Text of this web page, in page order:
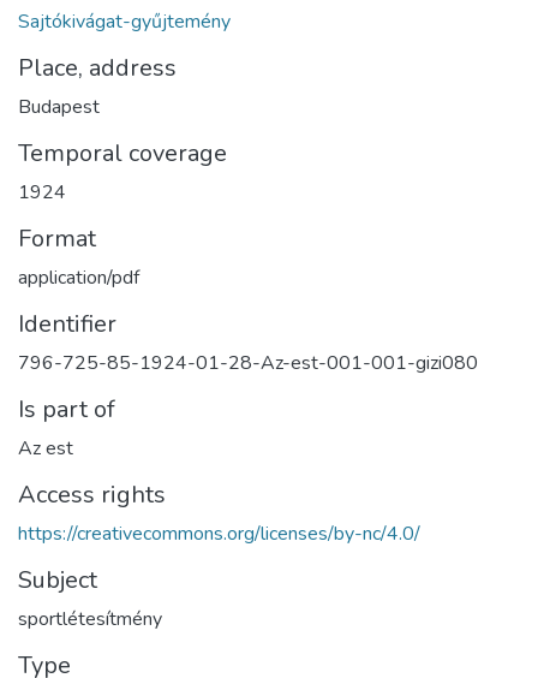
Sajtókivágat-gyűjtemény
Place, address
Budapest
Temporal coverage
1924
Format
application/pdf
Identifier
796-725-85-1924-01-28-Az-est-001-001-gizi080
Is part of
Az est
Access rights
https://creativecommons.org/licenses/by-nc/4.0/
Subject
sportlétesítmény
Type